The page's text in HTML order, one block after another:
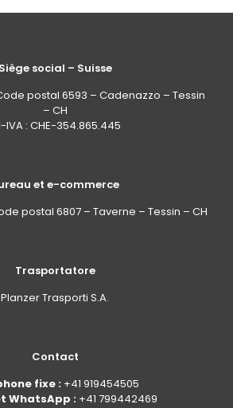
Siège social – Suisse
postal 6593 – Cadenazzo – Tessin
– CH
IVA : CHE-354.865.445
et e-commerce
postal 6807 – Taverne – Tessin – CH
Trasportatore
Planzer Trasporti S.A.
Contact
fixe : +41 919454505
WhatsApp : +41 799442469